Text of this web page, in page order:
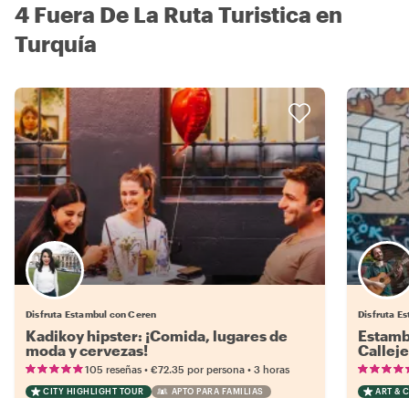
4 Fuera De La Ruta Turistica en
Turquía
Disfruta Estambul con Ceren
Kadikoy hipster: ¡Comida, lugares de
moda y cervezas!
105 reseñas • €72.35 por persona • 3 horas
CITY HIGHLIGHT TOUR APTO PARA FAMILIAS
Disfruta
ART &